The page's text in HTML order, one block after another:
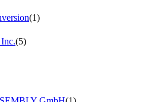
(1)
(5)